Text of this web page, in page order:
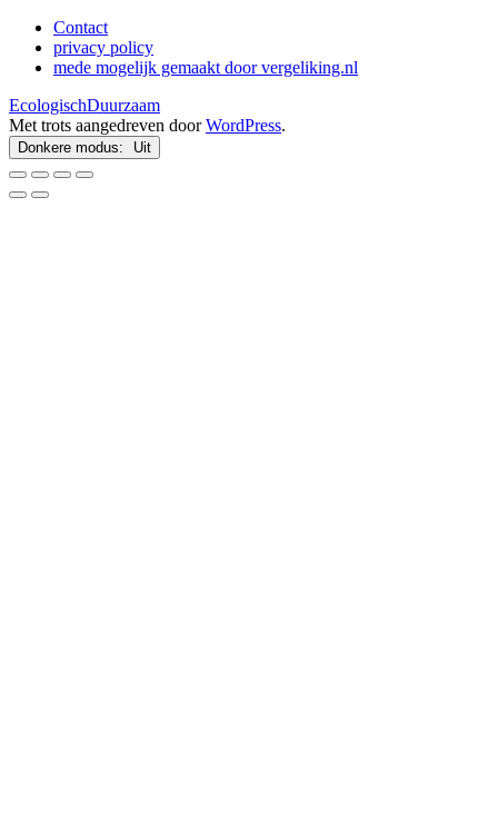
Contact
privacy policy
mede mogelijk gemaakt door vergeliking.nl
EcologischDuurzaam
Met trots aangedreven doorWordPress.
Donkere modus: